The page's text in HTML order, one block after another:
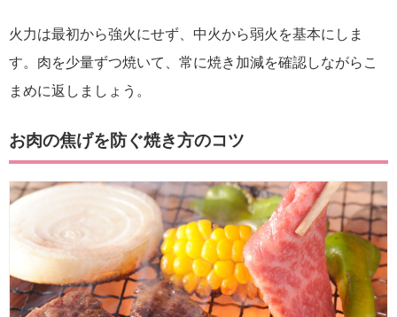
火力は最初から強火にせず、中火から弱火を基本にしま
す。肉を少量ずつ焼いて、常に焼き加減を確認しながらこ
まめに返しましょう。
お肉の焦げを防ぐ焼き方のコツ